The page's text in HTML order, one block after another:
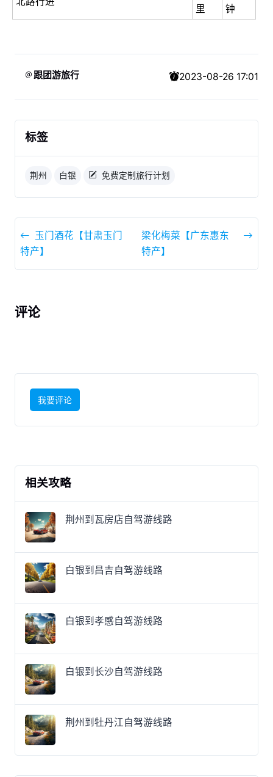
里
钟
跟团游旅行 2023-08-26 17:01
标签
荆州 白银 免费定制旅行计划
玉门酒花【甘肃玉门
特产】
梁化梅菜【广东惠东
特产】
评论
我要评论
相关攻略
荆州到瓦房店自驾游线路
白银到昌吉自驾游线路
白银到孝感自驾游线路
白银到长沙自驾游线路
荆州到牡丹江自驾游线路